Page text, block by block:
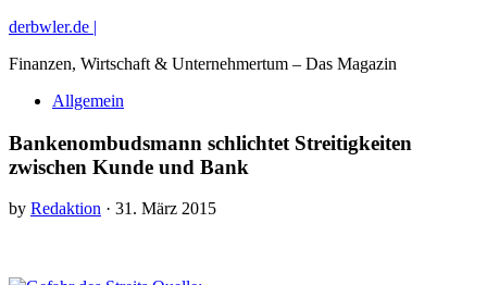
derbwler.de |
Finanzen, Wirtschaft & Unternehmertum – Das Magazin
Allgemein
Bankenombudsmann schlichtet Streitigkeiten
zwischen Kunde und Bank
by Redaktion · 31. März 2015